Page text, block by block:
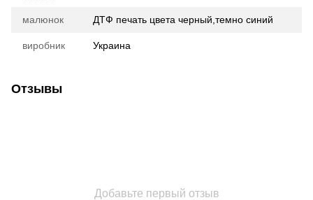
малюнок ДТФ печать цвета черный,темно синий
виробник Украина
Отзывы
Добавьте первый отзыв